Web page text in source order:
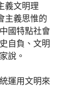
義文明理
主義思惟的
國特點社會
自負、文明
說。
運用文明來